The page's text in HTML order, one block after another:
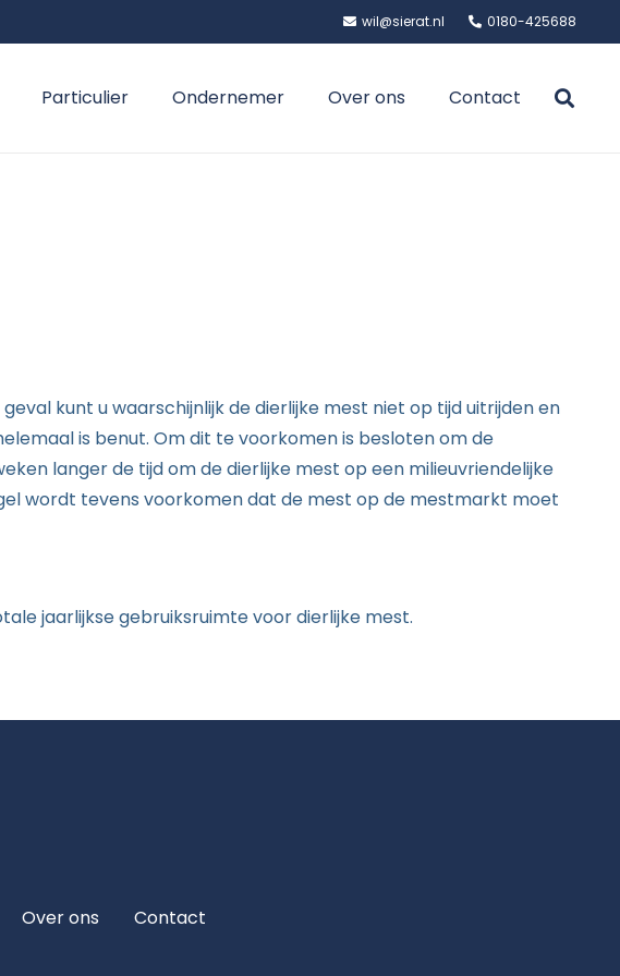
wil@sierat.nl 0180-425688
Particulier Ondernemer Over ons Contact
kunt u waarschijnlijk de dierlijke mest niet op tijd uitrijden en
is benut. Om dit te voorkomen is besloten om de
langer de tijd om de dierlijke mest op een milieuvriendelijke
wordt tevens voorkomen dat de mest op de mestmarkt moet
jaarlijkse gebruiksruimte voor dierlijke mest.
Over ons Contact